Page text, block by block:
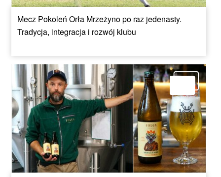
Mecz Pokoleń Orła Mrzeżyno po raz jedenasty.
Tradycja, integracja i rozwój klubu